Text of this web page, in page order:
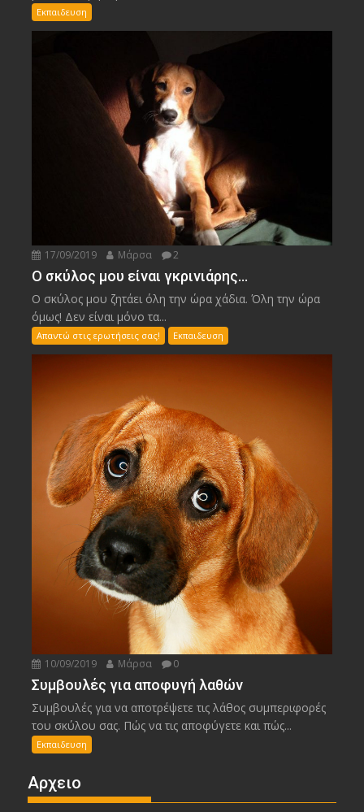
Εκπαιδευση
17/09/2019 Μάρσα 2
Ο σκύλος μου είναι γκρινιάρης…
Ο σκύλος μου ζητάει όλη την ώρα χάδια. Όλη την ώρα
όμως! Δεν είναι μόνο τα...
Απαντώ στις ερωτήσεις σας! Εκπαιδευση
10/09/2019 Μάρσα 0
Συμβουλές για αποφυγή λαθών
Συμβουλές για να αποτρέψετε τις λάθος συμπεριφορές
του σκύλου σας. Πώς να τις αποφύγετε και πώς...
Εκπαιδευση
Αρχειο